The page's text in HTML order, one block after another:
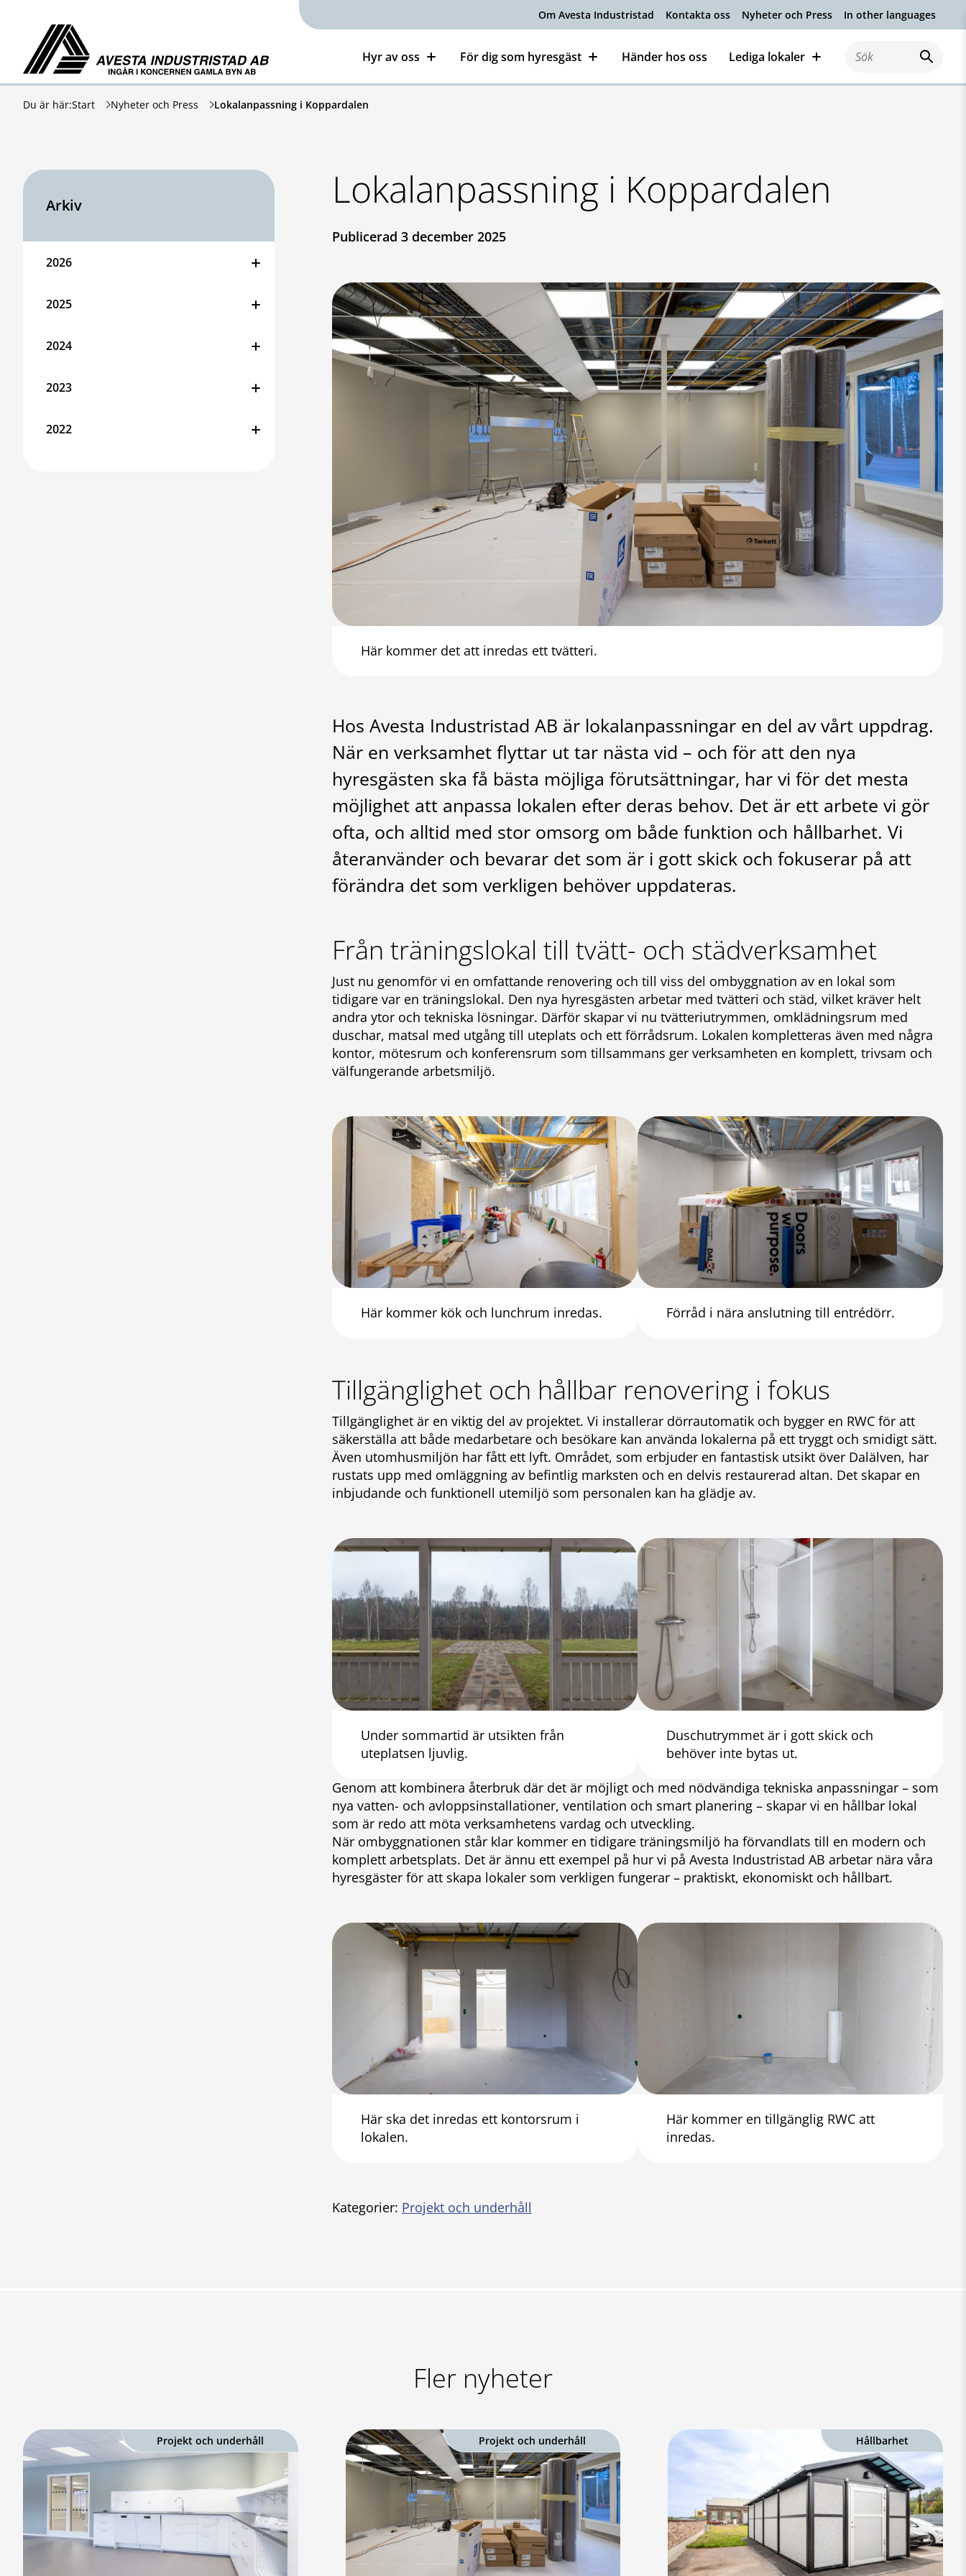
Hoppa till innehåll
Om Avesta Industristad Kontakta oss Nyheter och Press In other languages
Avesta Industristad
Hyr av oss
För dig som hyresgäst Händer hos oss Lediga lokaler Sök efter:
Du är här:Start Nyheter och Press Lokalanpassning i Koppardalen
Arkiv
2026
2025
2024
2023
2022
Lokalanpassning i Koppardalen
Publicerad 3 december 2025
Här kommer det att inredas ett tvätteri.
Hos Avesta Industristad AB är lokalanpassningar en del av vårt uppdrag.
När en verksamhet flyttar ut tar nästa vid – och för att den nya
hyresgästen ska få bästa möjliga förutsättningar, har vi för det mesta
möjlighet att anpassa lokalen efter deras behov. Det är ett arbete vi gör
ofta, och alltid med stor omsorg om både funktion och hållbarhet. Vi
återanvänder och bevarar det som är i gott skick och fokuserar på att
förändra det som verkligen behöver uppdateras.
Från träningslokal till tvätt- och städverksamhet
Just nu genomför vi en omfattande renovering och till viss del ombyggnation av en lokal som
tidigare var en träningslokal. Den nya hyresgästen arbetar med tvätteri och städ, vilket kräver helt
andra ytor och tekniska lösningar. Därför skapar vi nu tvätteriutrymmen, omklädningsrum med
duschar, matsal med utgång till uteplats och ett förrådsrum. Lokalen kompletteras även med några
kontor, mötesrum och konferensrum som tillsammans ger verksamheten en komplett, trivsam och
välfungerande arbetsmiljö.
Här kommer kök och lunchrum inredas. Förråd i nära anslutning till entrédörr.
Tillgänglighet och hållbar renovering i fokus
Tillgänglighet är en viktig del av projektet. Vi installerar dörrautomatik och bygger en RWC för att
säkerställa att både medarbetare och besökare kan använda lokalerna på ett tryggt och smidigt sätt.
Även utomhusmiljön har fått ett lyft. Området, som erbjuder en fantastisk utsikt över Dalälven, har
rustats upp med omläggning av befintlig marksten och en delvis restaurerad altan. Det skapar en
inbjudande och funktionell utemiljö som personalen kan ha glädje av.
Under sommartid är utsikten från
uteplatsen ljuvlig.
Duschutrymmet är i gott skick och
behöver inte bytas ut.
Genom att kombinera återbruk där det är möjligt och med nödvändiga tekniska anpassningar – som
nya vatten- och avloppsinstallationer, ventilation och smart planering – skapar vi en hållbar lokal
som är redo att möta verksamhetens vardag och utveckling.
När ombyggnationen står klar kommer en tidigare träningsmiljö ha förvandlats till en modern och
komplett arbetsplats. Det är ännu ett exempel på hur vi på Avesta Industristad AB arbetar nära våra
hyresgäster för att skapa lokaler som verkligen fungerar – praktiskt, ekonomiskt och hållbart.
Här ska det inredas ett kontorsrum i
lokalen.
Här kommer en tillgänglig RWC att
inredas.
Kategorier: Projekt och underhåll
Fler nyheter
Projekt och underhåll Projekt och underhåll Hållbarhet